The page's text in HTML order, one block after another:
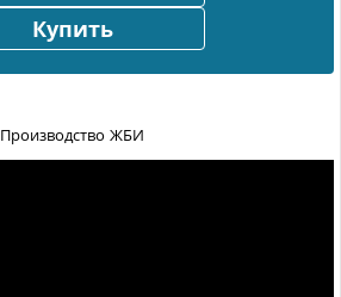
Купить
Производство ЖБИ